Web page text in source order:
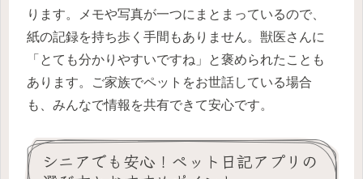
ります。メモや写真が一つにまとまっているので、
紙の記録を持ち歩く手間もありません。獣医さんに
「とても分かりやすいですね」と褒められたことも
あります。ご家族でペットをお世話している場合
も、みんなで情報を共有できて安心です。
シニアでも安心！ペット日記アプリの